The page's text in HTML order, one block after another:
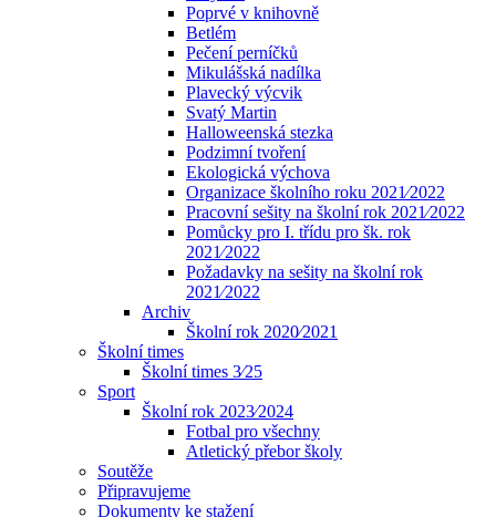
Poprvé v knihovně
Betlém
Pečení perníčků
Mikulášská nadílka
Plavecký výcvik
Svatý Martin
Halloweenská stezka
Podzimní tvoření
Ekologická výchova
Organizace školního roku 2021⁄2022
Pracovní sešity na školní rok 2021⁄2022
Pomůcky pro I. třídu pro šk. rok
2021⁄2022
Požadavky na sešity na školní rok
2021⁄2022
Archiv
Školní rok 2020⁄2021
Školní times
Školní times 3⁄25
Sport
Školní rok 2023⁄2024
Fotbal pro všechny
Atletický přebor školy
Soutěže
Připravujeme
Dokumenty ke stažení